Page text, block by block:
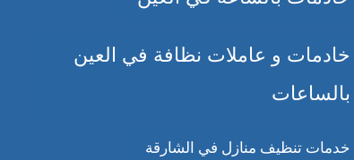
خادمات و عاملات نظافة في العين
بالساعات
خدمات تنظيف منازل في الشارقة